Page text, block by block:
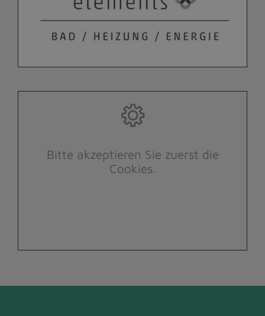
Bitte akzeptieren Sie zuerst die
Cookies.